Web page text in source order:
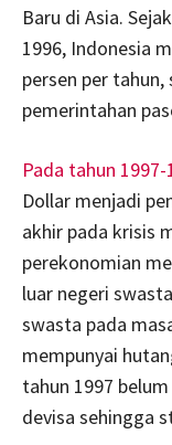
Baru di Asia.
1996, Indonesia
persen per
pemerintahan
Pada tahun 1997-
Dollar menjadi
akhir pada krisis
perekonomian
luar negeri
swasta pada
mempunyai
tahun 1997
devisa sehingga